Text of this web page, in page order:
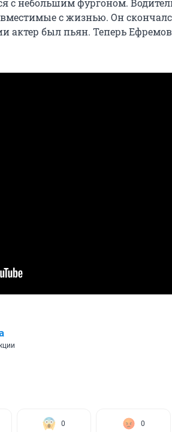
с небольшим фургоном.
с жизнью. Он
актер был пьян. Теперь
0 0